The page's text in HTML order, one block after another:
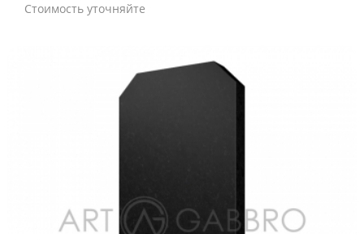
Стоимость уточняйте